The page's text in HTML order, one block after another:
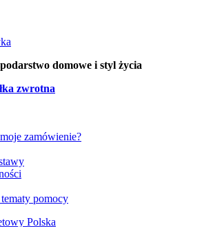
domowe i styl życia
zwrotna
zamówienie?
pomocy